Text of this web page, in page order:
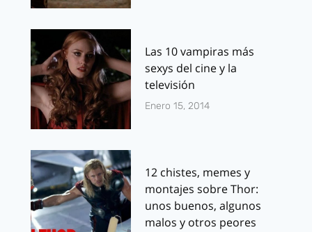
Las 10 vampiras más
sexys del cine y la
televisión
Enero 15, 2014
12 chistes, memes y
montajes sobre Thor:
unos buenos, algunos
malos y otros peores